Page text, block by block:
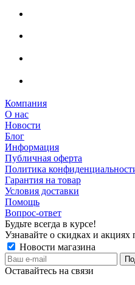
Компания
О нас
Новости
Блог
Информация
Публичная оферта
Политика
Гарантия на товар
Условия доставки
Помощь
Вопрос-ответ
Будьте всегда в курсе!
Узнавайте о скидках и
Новости магазина
Оставайтесь на связи